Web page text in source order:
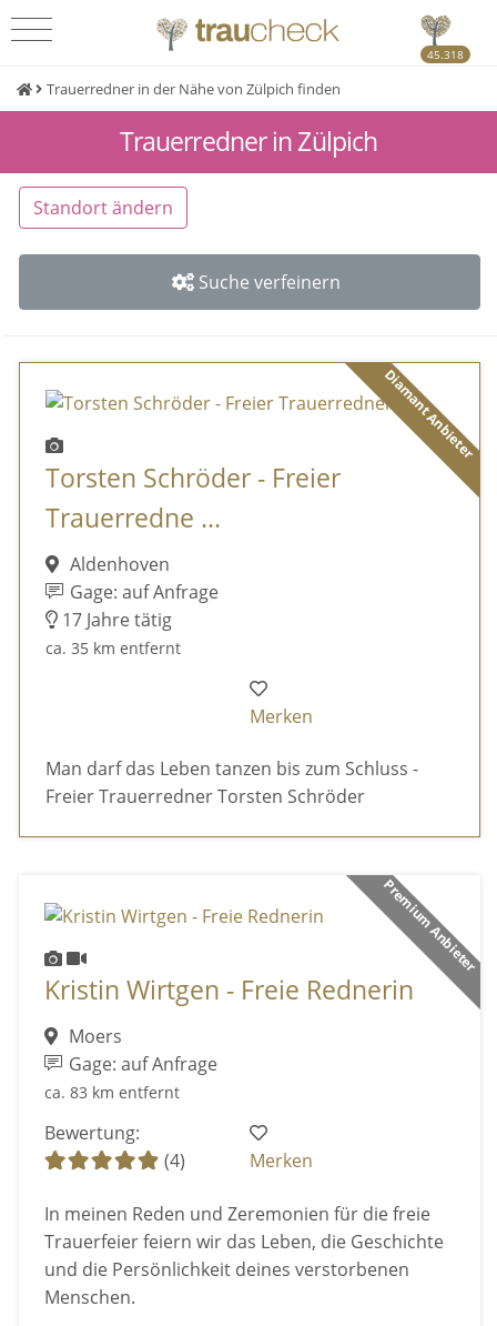
45.318
Trauerredner in der Nähe von Zülpich finden
Trauerredner in Zülpich
Standort ändern
Suche verfeinern
Diamant Anbieter
Torsten Schröder - Freier
Trauerredne ...
Aldenhoven
Gage: auf Anfrage
17 Jahre tätig
ca. 35 km entfernt
Merken
Man darf das Leben tanzen bis zum Schluss -
Freier Trauerredner Torsten Schröder
Premium Anbieter
Kristin Wirtgen - Freie Rednerin
Moers
Gage: auf Anfrage
ca. 83 km entfernt
Bewertung:
(4)
Merken
In meinen Reden und Zeremonien für die freie
Trauerfeier feiern wir das Leben, die Geschichte
und die Persönlichkeit deines verstorbenen
Menschen.